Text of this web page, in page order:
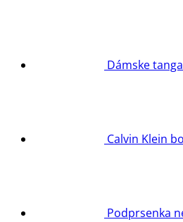
Dámske
Calvin Klein
Podprsenka